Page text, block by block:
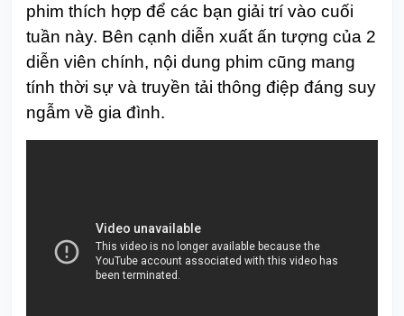
phim thích hợp để các bạn giải trí vào cuối
tuần này. Bên cạnh diễn xuất ấn tượng của 2
diễn viên chính, nội dung phim cũng mang
tính thời sự và truyền tải thông điệp đáng suy
ngẫm về gia đình.